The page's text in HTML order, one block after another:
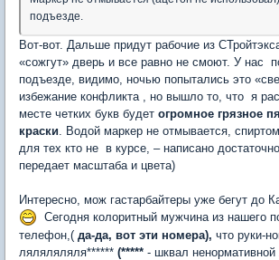
подъезде.
Вот-вот. Дальше придут рабочие из
«сожгут» дверь и все равно не смоют. У нас
подъезде, видимо, ночью попытались это
избежание конфликта , но вышло то, что я
месте четких букв будет огромное грязное
краски . Водой маркер не отмывается,
для тех кто не в курсе, – написано
передает масштаба и цвета)
Интересно, мож гастарбайтеры уже бегут до
Сегодня колоритный мужчина из нашего
телефон,( да-да, вот эти номера), что руки-
ляляляляля****** (***** - шквал ненормативной